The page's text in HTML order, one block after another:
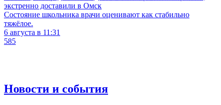
экстренно доставили в Омск
Состояние школьника врачи оценивают как стабильно
тяжёлое.
6 августа в 11:31
585
Новости и события